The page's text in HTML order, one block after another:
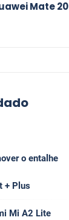
Mate 20
o entalhe
+ Plus
Mi A2 Lite